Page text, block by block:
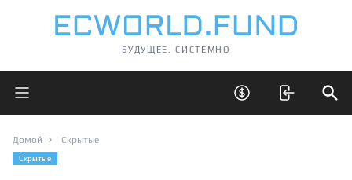
БУДУЩЕЕ. СИСТЕМНО
Открыть главное меню Открыть скрытые
Домой Скрытые
Скрытые